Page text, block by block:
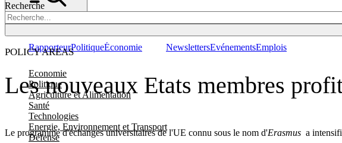
Recherche
POLICY AREAS
Economie
Politique
Agriculture et Alimentation
Santé
Technologies
Energie, Environnement et Transport
Défense
RapporteurPolitiqueÉconomie NewslettersEvénementsEmplois
Les nouveaux Etats membres
Le programme d'échanges universitaires de l'UE connu sous le nom d'Erasmus a